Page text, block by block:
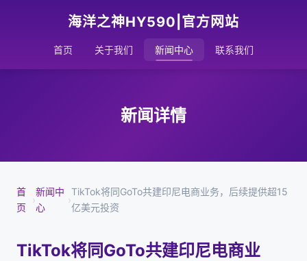
海洋之神HY590|官方网站
首页 关于我们 新闻中心 联系我们
新闻详情
首
页
›
新闻中
心
›
TikTok将同GoTo共建印尼电商业务，后续提供超15
亿美元投资
TikTok将同GoTo共建印尼电商业